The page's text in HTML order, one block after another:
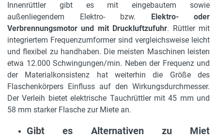
Innenrüttler gibt es mit eingebautem sowie
außenliegendem Elektro- bzw. Elektro- oder
Verbrennungsmotor und mit Druckluftzufuhr. Rüttler mit
integriertem Frequenzumformer sind vergleichsweise leicht
und flexibel zu handhaben. Die meisten Maschinen leisten
etwa 12.000 Schwingungen/min. Neben der Frequenz und
der Materialkonsistenz hat weiterhin die Größe des
Flaschenkörpers Einfluss auf den Wirkungsdurchmesser.
Der Verleih bietet elektrische Tauchrüttler mit 45 mm und
58 mm starker Flasche zur Miete an.
Gibt es Alternativen zu Miet